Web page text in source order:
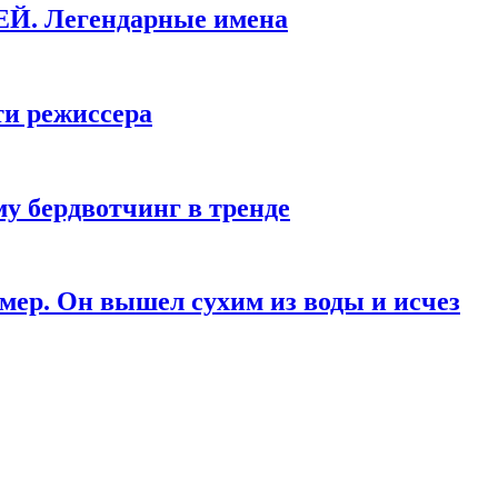
Легендарные имена
режиссера
бердвотчинг в тренде
Он вышел сухим из воды и исчез